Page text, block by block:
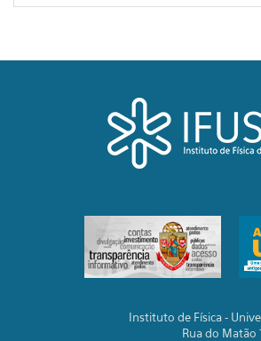
Instituto de Física -
Rua do Matão